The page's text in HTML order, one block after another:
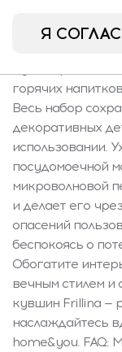
комплекте вы
горячих
Весь набор
декоративных
использовании.
посудомоечной
микроволновой
и делает его
опасений
беспокоясь о
Обогатите
вечным стилем
кувшин Frillina —
наслаждайтесь
home&you. FAQ:
Я